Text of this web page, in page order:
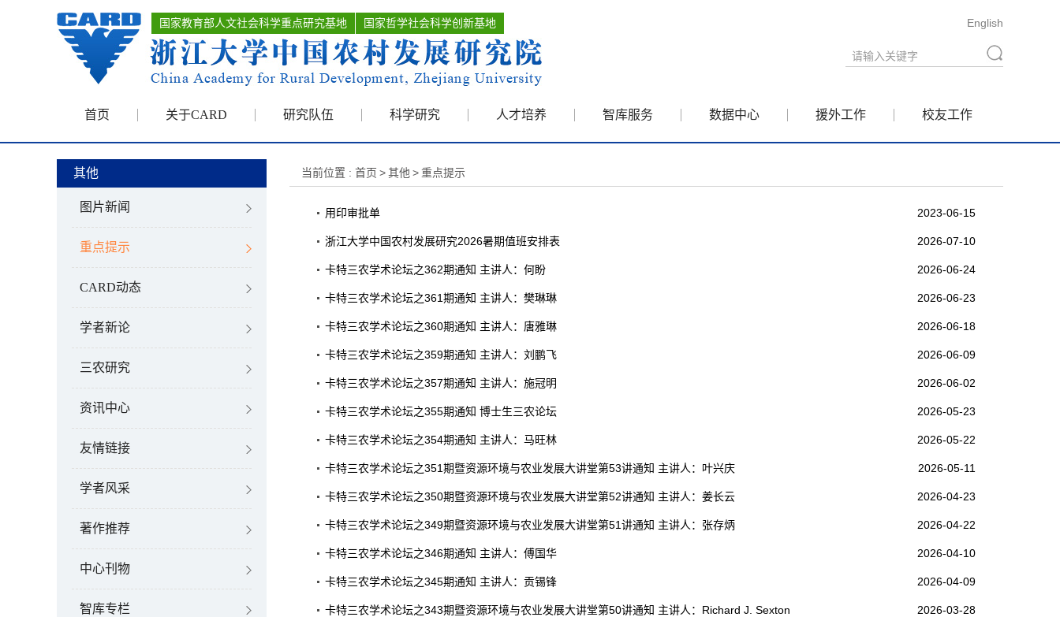
国家教育部人文社会科学重点研究基地 国家哲学社会科学创新基地 English
首页 关于CARD 研究队伍 科学研究 人才培养 智库服务 数据中心 援外工作 校友工作
其他
图片新闻
重点提示
CARD动态
学者新论
三农研究
资讯中心
友情链接
学者风采
著作推荐
中心刊物
智库专栏
当前位置 : 首页 >其他 >重点提示
用印审批单 2023-06-15
浙江大学中国农村发展研究2026暑期值班安排表 2026-07-10
卡特三农学术论坛之362期通知 主讲人：何盼 2026-06-24
卡特三农学术论坛之361期通知 主讲人：樊琳琳 2026-06-23
卡特三农学术论坛之360期通知 主讲人：唐雅琳 2026-06-18
卡特三农学术论坛之359期通知 主讲人：刘鹏飞 2026-06-09
卡特三农学术论坛之357期通知 主讲人：施冠明 2026-06-02
卡特三农学术论坛之355期通知 博士生三农论坛 2026-05-23
卡特三农学术论坛之354期通知 主讲人：马旺林 2026-05-22
卡特三农学术论坛之351期暨资源环境与农业发展大讲堂第53讲通知 主讲人：叶兴庆 2026-05-11
卡特三农学术论坛之350期暨资源环境与农业发展大讲堂第52讲通知 主讲人：姜长云 2026-04-23
卡特三农学术论坛之349期暨资源环境与农业发展大讲堂第51讲通知 主讲人：张存炳 2026-04-22
卡特三农学术论坛之346期通知 主讲人：傅国华 2026-04-10
卡特三农学术论坛之345期通知 主讲人：贡锡锋 2026-04-09
卡特三农学术论坛之343期暨资源环境与农业发展大讲堂第50讲通知 主讲人：Richard J. Sexton 2026-03-28